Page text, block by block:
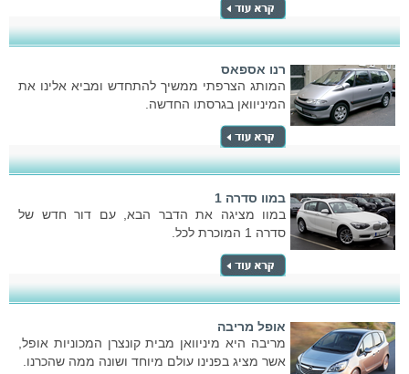
רנו אספאס
המותג הצרפתי ממשיך להתחדש ומביא אלינו את
המיניוואן בגרסתו החדשה.
במוו סדרה 1
במוו מציגה את הדבר הבא, עם דור חדש של
סדרה 1 המוכרת לכל.
אופל מריבה
מריבה היא מיניוואן מבית קונצרן המכוניות אופל,
אשר מציג בפנינו עולם מיוחד ושונה ממה שהכרנו.